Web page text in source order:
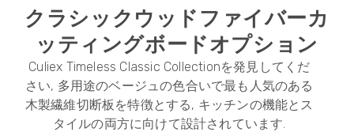
クラシックウッドファイバーカ
ッティングボードオプション
Culiex Timeless Classic Collectionを発見してくだ
さい, 多用途のベージュの色合いで最も人気のある
木製繊維切断板を特徴とする, キッチンの機能とス
タイルの両方に向けて設計されています.